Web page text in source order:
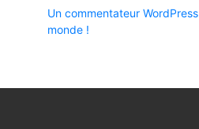
Un commentateur WordPress
monde !